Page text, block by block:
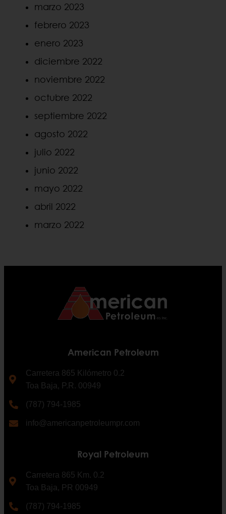
marzo 2023
febrero 2023
enero 2023
diciembre 2022
noviembre 2022
octubre 2022
septiembre 2022
agosto 2022
julio 2022
junio 2022
mayo 2022
abril 2022
marzo 2022
American Petroleum
Carretera 865 Kilómetro 0.2
Toa Baja, P.R. 00949
(787) 794-1985
info@americanpetroleumpr.com
Royal Petroleum
Carretera 865 Km. 0.2
Toa Baja, PR 00949
(787) 794-1985